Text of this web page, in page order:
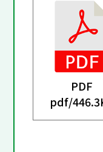
PDF
pdf/